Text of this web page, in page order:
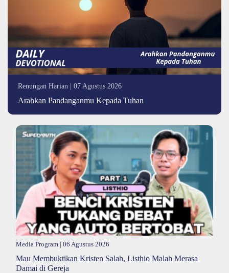
Renungan Harian | 07 Agustus 2026
Arahkan Pandanganmu Kepada Tuhan
Media Program | 06 Agustus 2026
Mau Membuktikan Kristen Salah, Listhio Malah Merasa
Damai di Gereja